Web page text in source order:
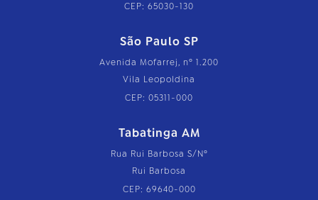
CEP: 65030-130
São Paulo SP
Avenida Mofarrej, nº 1.200
Vila Leopoldina
CEP: 05311-000
Tabatinga AM
Rua Rui Barbosa S/Nº
Rui Barbosa
CEP: 69640-000